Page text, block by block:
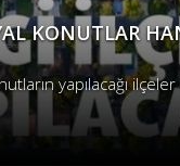
KONUTLAR
yapılacağı